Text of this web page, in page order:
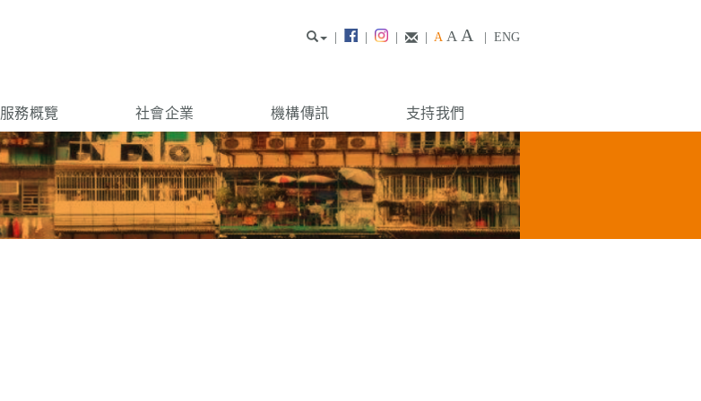
| | | A A A ENG
服務概覽 社會企業 機構傳訊 支持我們